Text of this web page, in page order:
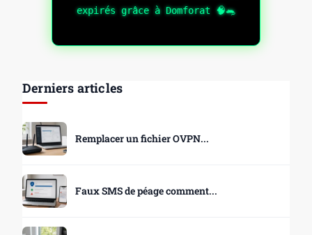
expirés grâce à Domforat 🧠🐀
Derniers articles
Remplacer un fichier OVPN...
Faux SMS de péage comment...